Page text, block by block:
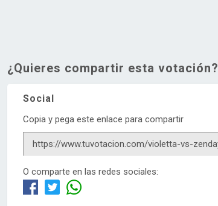
¿Quieres compartir esta votación?
Social
Copia y pega este enlace para compartir
O comparte en las redes sociales: